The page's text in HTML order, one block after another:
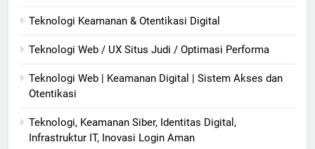
Teknologi Keamanan & Otentikasi Digital
Teknologi Web / UX Situs Judi / Optimasi Performa
Teknologi Web | Keamanan Digital | Sistem Akses dan
Otentikasi
Teknologi, Keamanan Siber, Identitas Digital,
Infrastruktur IT, Inovasi Login Aman